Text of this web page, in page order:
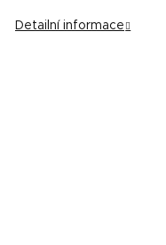
Detailní informace